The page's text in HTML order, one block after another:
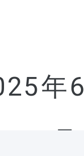
年
，6